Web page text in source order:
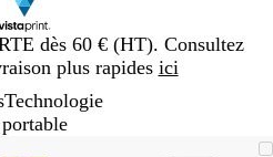
dès 60 € (HT). Consultez
plus rapides ici
Technologie